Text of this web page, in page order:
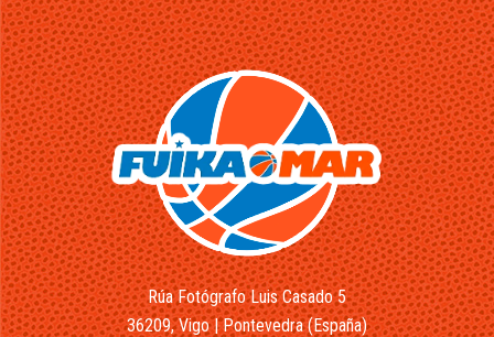
Rúa Fotógrafo Luis Casado 5
36209, Vigo | Pontevedra (España)